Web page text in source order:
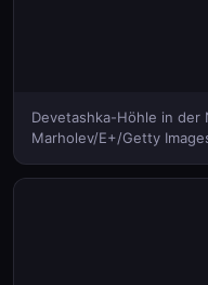
Devetashka-Höhle in
Marholev/E+/Getty